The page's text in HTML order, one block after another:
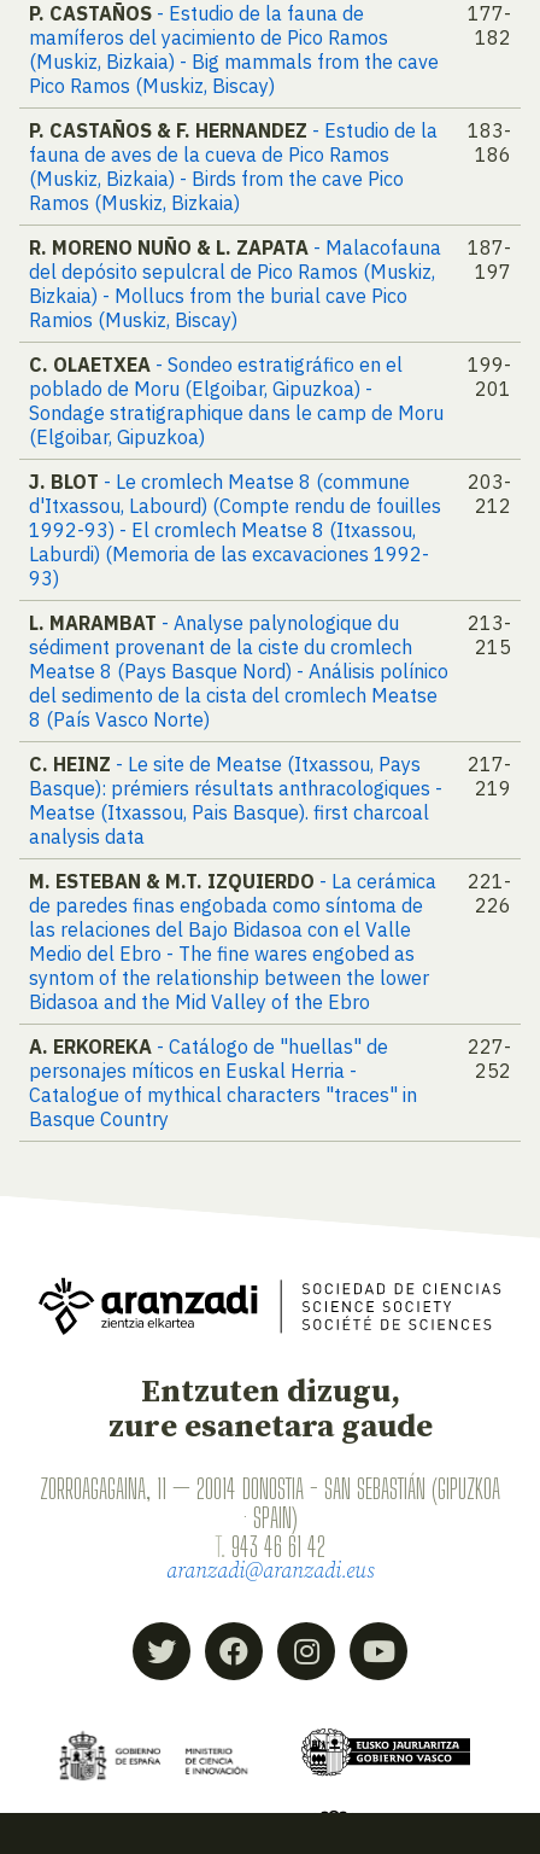
P. CASTAÑOS - Estudio de la fauna de
mamíferos del yacimiento de Pico Ramos
(Muskiz, Bizkaia) - Big mammals from the cave
Pico Ramos (Muskiz, Biscay)
177-
182
P. CASTAÑOS & F. HERNANDEZ - Estudio de la
fauna de aves de la cueva de Pico Ramos
(Muskiz, Bizkaia) - Birds from the cave Pico
Ramos (Muskiz, Bizkaia)
183-
186
R. MORENO NUÑO & L. ZAPATA - Malacofauna
del depósito sepulcral de Pico Ramos (Muskiz,
Bizkaia) - Mollucs from the burial cave Pico
Ramios (Muskiz, Biscay)
187-
197
C. OLAETXEA - Sondeo estratigráfico en el
poblado de Moru (Elgoibar, Gipuzkoa) -
Sondage stratigraphique dans le camp de Moru
(Elgoibar, Gipuzkoa)
199-
201
J. BLOT - Le cromlech Meatse 8 (commune
d'Itxassou, Labourd) (Compte rendu de fouilles
1992-93) - El cromlech Meatse 8 (Itxassou,
Laburdi) (Memoria de las excavaciones 1992-
93)
203-
212
L. MARAMBAT - Analyse palynologique du
sédiment provenant de la ciste du cromlech
Meatse 8 (Pays Basque Nord) - Análisis polínico
del sedimento de la cista del cromlech Meatse
8 (País Vasco Norte)
213-
215
C. HEINZ - Le site de Meatse (Itxassou, Pays
Basque): prémiers résultats anthracologiques -
Meatse (Itxassou, Pais Basque). first charcoal
analysis data
217-
219
M. ESTEBAN & M.T. IZQUIERDO - La cerámica
de paredes finas engobada como síntoma de
las relaciones del Bajo Bidasoa con el Valle
Medio del Ebro - The fine wares engobed as
syntom of the relationship between the lower
Bidasoa and the Mid Valley of the Ebro
221-
226
A. ERKOREKA - Catálogo de "huellas" de
personajes míticos en Euskal Herria -
Catalogue of mythical characters "traces" in
Basque Country
227-
252
Entzuten dizugu,
zure esanetara gaude
ZORROAGAGAINA, 11 — 20014 DONOSTIA - SAN SEBASTIÁN (GIPUZKOA
· SPAIN)
T. 943 46 61 42
aranzadi@aranzadi.eus